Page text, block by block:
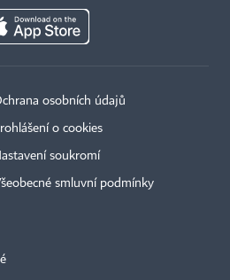
osobních údajů
o cookies
soukromí
smluvní podmínky